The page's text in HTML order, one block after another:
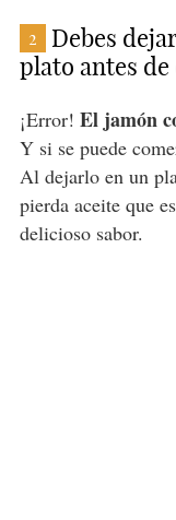
2
Debes
plato antes
¡Error! El jamón
Y si se puede
Al dejarlo en un
pierda aceite que
delicioso sabor.